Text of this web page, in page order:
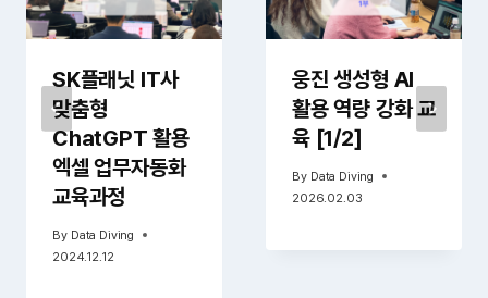
SK플래닛 IT사
맞춤형
ChatGPT 활용
엑셀 업무자동화
교육과정
By Data Diving
2024.12.12
웅진 생성형 AI
활용 역량 강화 교
육 [1/2]
By Data Diving
2026.02.03